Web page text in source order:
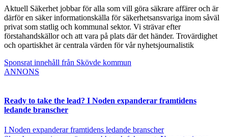
Aktuell Säkerhet jobbar för alla som vill göra säkrare affärer och är
därför en säker informationskälla för säkerhetsansvariga inom såväl
privat som statlig och kommunal sektor. Vi strävar efter
förstahandskällor och att vara på plats där det händer. Trovärdighet
och opartiskhet är centrala värden för vår nyhetsjournalistik
Sponsrat innehåll från Skövde kommun
ANNONS
Ready to take the lead? I Noden expanderar framtidens
ledande branscher
I Noden expanderar framtidens ledande branscher